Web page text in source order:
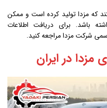
که مزدا تولید کرده است و ممکن
باشد. برای دریافت اطلاعات
شرکت مزدا مراجعه کنید.
در ایران